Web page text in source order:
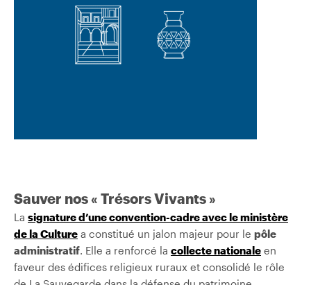
Sauver nos « Trésors Vivants »
La signature d’une convention-cadre avec le ministère
de la Culture a constitué un jalon majeur pour le pôle
administratif. Elle a renforcé la collecte nationale en
faveur des édifices religieux ruraux et consolidé le rôle